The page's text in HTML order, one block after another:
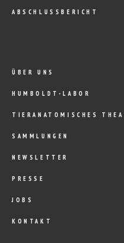
ABSCHLUSSBERICHT
ÜBER UNS
HUMBOLDT-LABOR
TIERANATOMISCHES
SAMMLUNGEN
NEWSLETTER
PRESSE
JOBS
KONTAKT